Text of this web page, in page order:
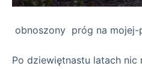
obnoszony próg na mojej-
Po dziewiętnastu latach nic